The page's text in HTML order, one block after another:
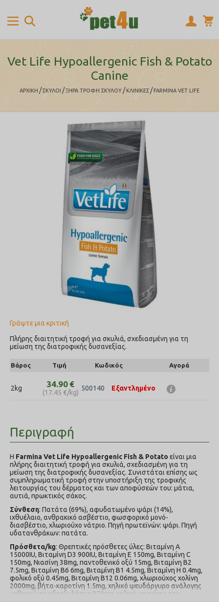
Vet Life Hypoallergenic Fish & Potato
Canine
ΑΡΧΙΚΉ /ΣΚΥΛΟΙ /ΞΗΡΑ ΤΡΟΦΗ ΣΚΥΛΟΥ / ΚΛΙΝΙΚΕΣ / FARMINA VET LIFE
Γράψτε μια κριτική
Πλήρης διαιτητική τροφή για σκυλιά, σχεδιασμένη για τη
μείωση της διατροφικής δυσανεξίας.
Βάρος Τιμή Κωδικός Αγορά
2kg 34.90 €
(17.45 €/kg)
500140 Εξαντλημένο
Περιγραφή
Η Farmina Vet Life Hypoallergenic Fish & Potato είναι μια
πλήρης διαιτητική τροφή για σκυλιά, σχεδιασμένη για τη
μείωση της διατροφικής δυσανεξίας. Συνιστάται επίσης ως
συμπληρωματική τροφή στην υποστήριξη της τροφικής
λειτουργίας του δέρματος και των αποφύσεών του: μάτια,
αυτιά, πρωκτικός σάκος.
Σύνθεση: Πατάτα (69%), αφυδατωμένο ψάρι (14%),
ιχθυέλαιο, ανθρακικό ασβέστιο, φωσφορικό μονό-
διασβέστιο, χλωριούχο νάτριο. Πηγή πρωτεϊνών: ψάρι. Πηγή
υδατανθράκων: πατάτα.
Πρόσθετα/kg: Θρεπτικές πρόσθετες ύλες: Βιταμίνη Α
15000ΙU, Βιταμίνη D3 900IU, Βιταμίνη Ε 150mg, Βιταμίνη C
150mg, Νιασίνη 38mg, παντοθενικό οξύ 15mg, Βιταμίνη Β2
7.5mg, Βιταμίνη Β6 6mg, Βιταμίνη Β1 4.5mg, Βιταμίνη Η 0.4mg,
φολικό οξύ 0.45mg, Βιταμίνη Β12 0.06mg, χλωριούχος χολίνη
2000mg, βήτα-καροτίνη 1.5mg, χηλικό ψευδάργυρο ανάλογης
μεθειονίνης υδροξυλάσης 970mg, χηλικό μαγγάνιο της